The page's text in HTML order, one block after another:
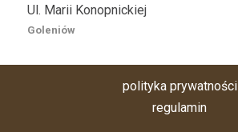
Ul. Marii Konopnickiej
Goleniów
polityka prywatności
regulamin